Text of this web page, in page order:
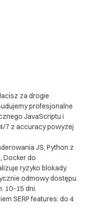
Gwarancja 1.1. Soft
1.2. Gwarancja
oprogramowania,
specyfikacją
a) Błędów
użytkowania
c) Problemów
w którym
(np. aktualizacje
w infrastrukturze) 1.4.
zobowiązuje się
i
za drogie
profesjonalne
JavaScriptu i
7 z accuracy powyżej
JS, Python z
Docker do
ryzyko blokady.
odmowy dostępu.
10–15 dni.
SERP features: do 4